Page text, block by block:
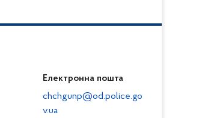
Електронна пошта
chchgunp@od.police.go
v.ua